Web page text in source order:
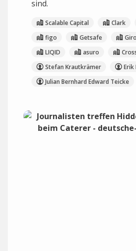
sind.
Scalable Capital Clark
figo
Getsafe
LIQID
asuro
Stefan Krautkrämer
Julian Bernhard Edward Teicke